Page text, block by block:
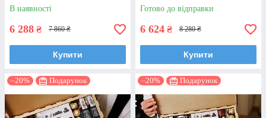
В наявності
6 288 ₴ 7 860 ₴
Купити
Готово до відправки
6 624 ₴ 8 280 ₴
Купити
–20% Подарунок –20% Подарунок